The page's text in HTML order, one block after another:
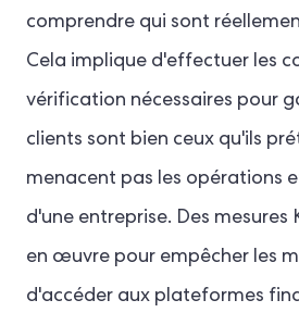
comprendre qui sont
Cela implique d'effectuer les
vérification nécessaires pour
clients sont bien ceux qu'ils
menacent pas les opérations
d'une entreprise. Des mesures
en œuvre pour empêcher les
d'accéder aux plateformes